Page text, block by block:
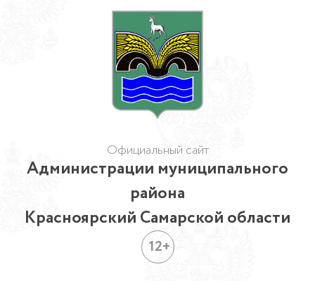
Официальный сайт
Администрации муниципального
района
Красноярский Самарской области
12+